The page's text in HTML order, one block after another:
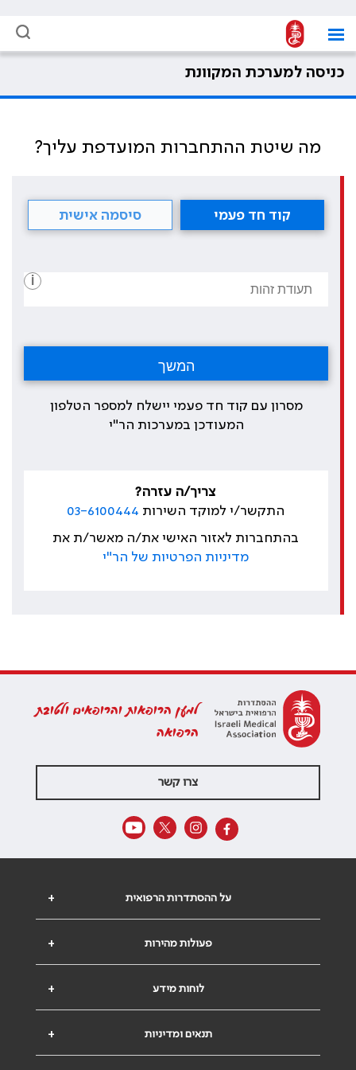
כניסה למערכת המקוונת
מה שיטת ההתחברות המועדפת עליך?
קוד חד פעמי סיסמה אישית
i
מסרון עם קוד חד פעמי יישלח למספר הטלפון
המעודכן במערכות הר"י
צריך/ה עזרה?
התקשר/י למוקד השירות 03-6100444
בהתחברות לאזור האישי את/ה מאשר/ת את
מדיניות הפרטיות של הר"י
למען הרופאות והרופאים ולטובת
הרפואה
צרו קשר
+ על ההסתדרות הרפואית
+ פעולות מהירות
+ לוחות מידע
+ תנאים ומדיניות